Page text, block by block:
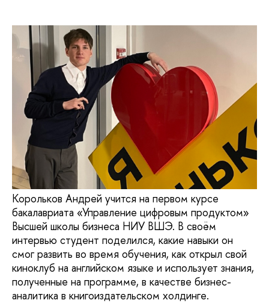
Корольков Андрей учится на первом курсе
бакалавриата «Управление цифровым продуктом»
Высшей школы бизнеса НИУ ВШЭ. В своём
интервью студент поделился, какие навыки он
смог развить во время обучения, как открыл свой
киноклуб на английском языке и использует знания,
полученные на программе, в качестве бизнес-
аналитика в книгоиздательском холдинге.